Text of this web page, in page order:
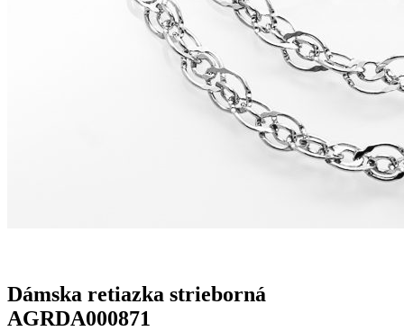
Dámska retiazka strieborná
AGRDA000871